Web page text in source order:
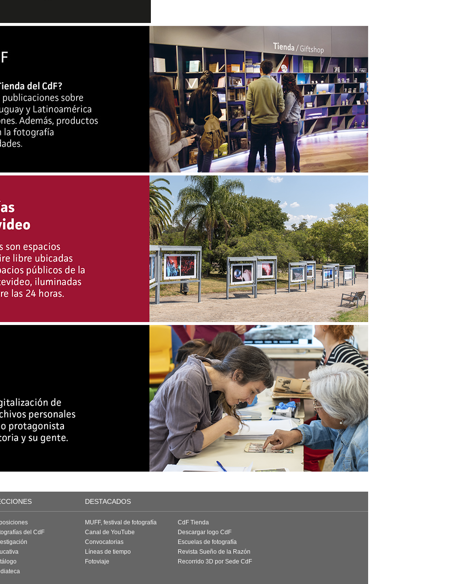
DESTACADOS
del CdF
MUFF, festival de fotografía
Canal de YouTube
Convocatorias
Líneas de tiempo
Fotoviaje
CdF Tienda
Descargar logo CdF
Escuelas de fotografía
Revista Sueño de la Razón
Recorrido 3D por Sede CdF